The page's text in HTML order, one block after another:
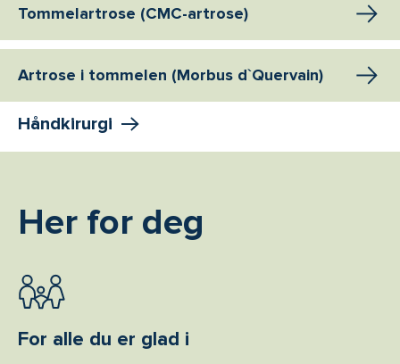
Tommelartrose (CMC-artrose)
Artrose i tommelen (Morbus d`Quervain)
Håndkirurgi
Her for deg
For alle du er glad i